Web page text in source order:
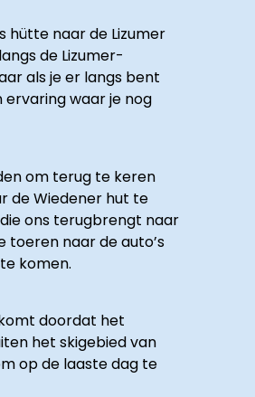
hütte naar de Lizumer
de Lizumer-
als je er langs bent
waar je nog
om terug te keren
de Wiedener hut te
ons terugbrengt naar
toeren naar de auto’s
komen.
doordat het
het skigebied van
op de laaste dag te